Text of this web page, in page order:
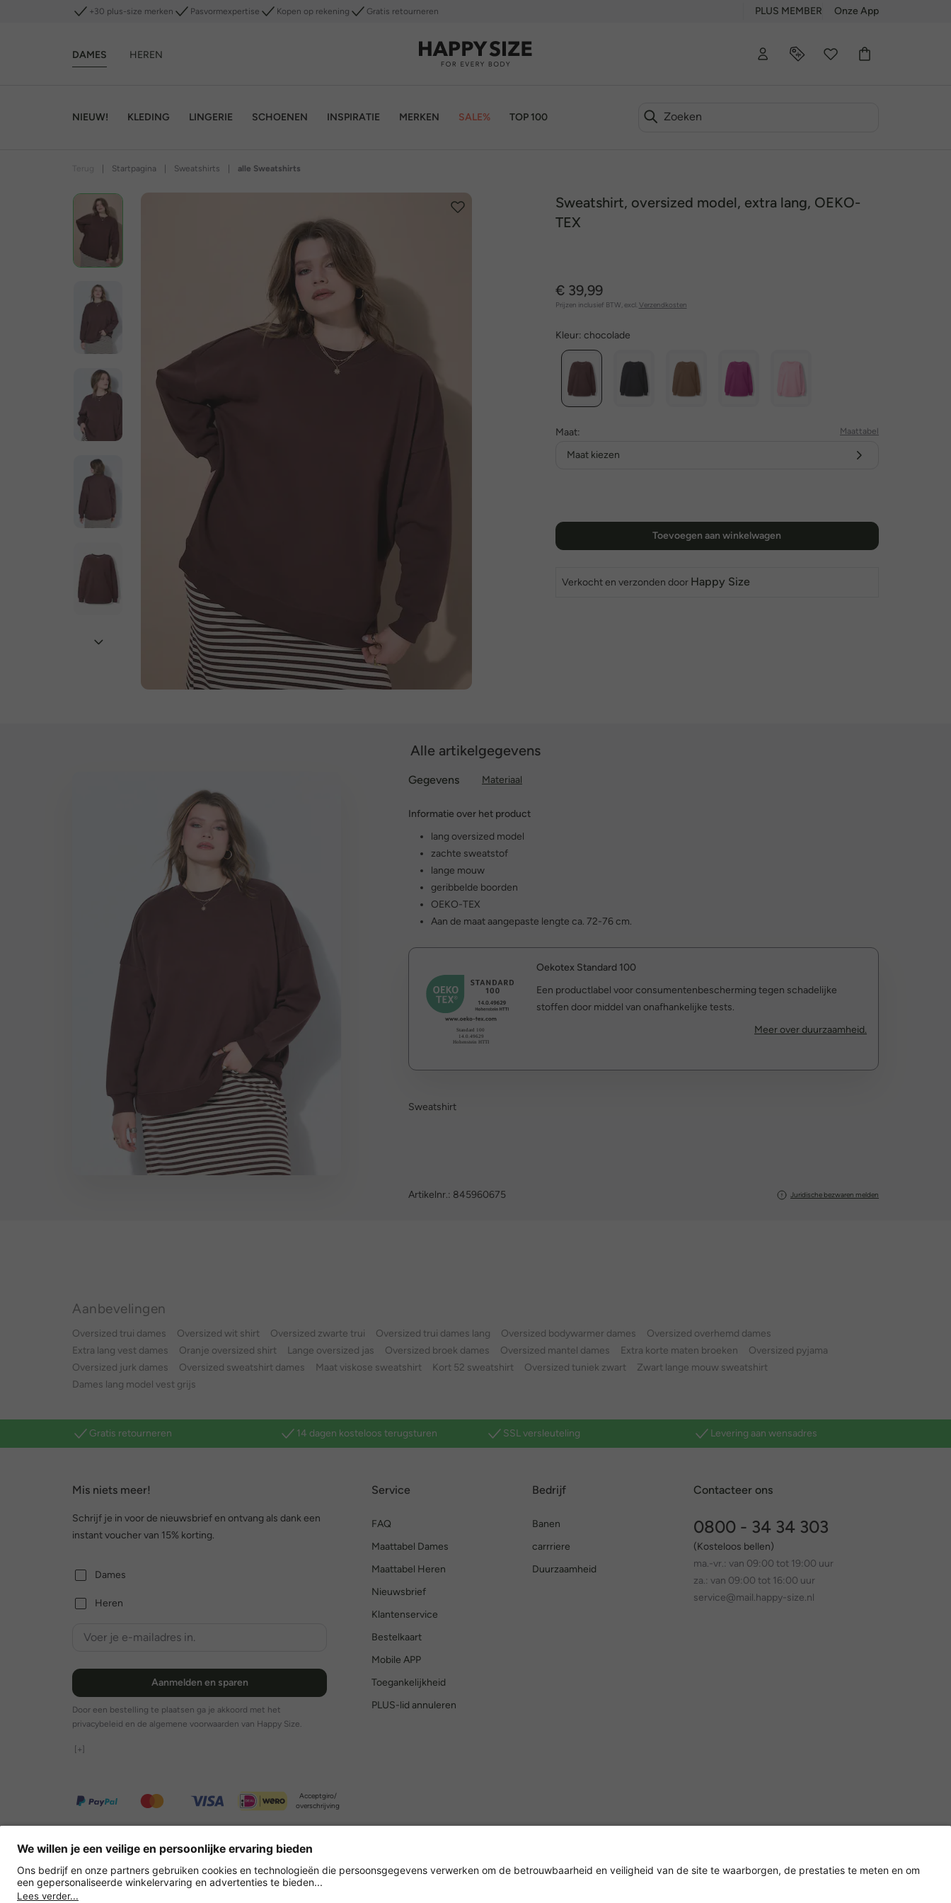
+30 plus-size merken Pasvormexpertise Kopen op rekening Gratis retourneren PLUS MEMBER Onze App
DAMES HEREN
NIEUW! KLEDING LINGERIE SCHOENEN INSPIRATIE MERKEN SALE% TOP 100
Startpagina Sweatshirts alle Sweatshirts
Sweatshirt, oversized model, extra lang, OEKO-
TEX
€ 39,99
Prijzen inclusief BTW, excl. Verzendkosten
Kleur: chocolade
Maat: Maattabel
Maat kiezen
Toevoegen aan winkelwagen
Verkocht en verzonden door Happy Size
Alle artikelgegevens
Gegevens Materiaal
Informatie over het product
lang oversized model
zachte sweatstof
lange mouw
geribbelde boorden
OEKO-TEX
Aan de maat aangepaste lengte ca. 72-76 cm.
Oekotex Standard 100
Een productlabel voor consumentenbescherming tegen schadelijke
stoffen door middel van onafhankelijke tests.
Meer over duurzaamheid.
Sweatshirt
Artikelnr.: 845960675 Juridische bezwaren melden
Aanbevelingen
Oversized trui dames Oversized wit shirt Oversized zwarte trui Oversized trui dames lang Oversized bodywarmer dames
Oversized overhemd dames
Extra lang vest dames
Oranje oversized shirt Lange oversized jas Oversized broek dames Oversized mantel dames Extra korte maten broeken
Oversized pyjama
Oversized jurk dames
Oversized sweatshirt dames Maat viskose sweatshirt Kort 52 sweatshirt Oversized tuniek zwart
Zwart lange mouw sweatshirt
Dames lang model vest grijs
Gratis retourneren 14 dagen kosteloos terugsturen SSL versleuteling Levering aan wensadres
Mis niets meer!
Schrijf je in voor de nieuwsbrief en ontvang als dank een
instant voucher van 15% korting.
Dames
Heren
Aanmelden en sparen
Door een bestelling te plaatsen ga je akkoord met het
privacybeleid en de algemene voorwaarden van Happy Size.
[+]
Service
FAQ
Maattabel Dames
Maattabel Heren
Nieuwsbrief
Klantenservice
Bestelkaart
Mobile APP
Toegankelijkheid
PLUS-lid annuleren
Bedrijf
Banen
carrriere
Duurzaamheid
Contacteer ons
0800 - 34 34 303
(Kosteloos bellen)
ma.-vr.: van 09:00 tot 19:00 uur
za.: van 09:00 tot 16:00 uur
service@mail.happy-size.nl
Acceptgiro/
overschrijving
Overige webwinkels
Nederland
Versleuteling met